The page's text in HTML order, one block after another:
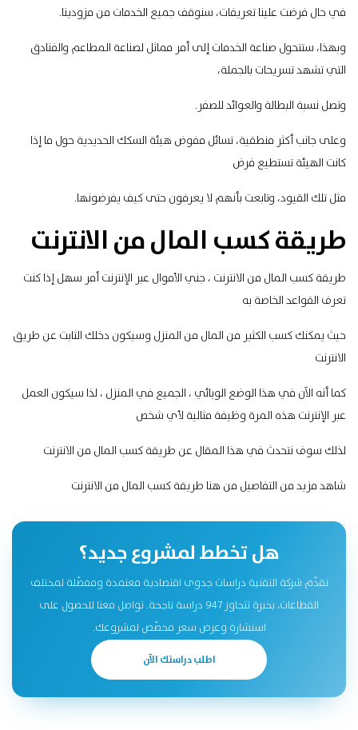
في حال فرضت علينا تعريفات، سنوقف جميع الخدمات من مزودينا.
وبهذا، ستتحول صناعة الخدمات إلى أمر مماثل لصناعة المطاعم والفنادق
التي تشهد تسريحات بالجملة،
وتصل نسبة البطالة والعوائد للصفر.
وعلى جانب أكثر منطقية، تسائل مفوض هيئة السكك الحديدية حول ما إذا
كانت الهيئة تستطيع فرض
مثل تلك القيود، وتابعت بأنهم لا يعرفون حتى كيف يفرضونها.
طريقة كسب المال من الانترنت
طريقة كسب المال من الانترنت ، جني الأموال عبر الإنترنت أمر سهل إذا كنت
تعرف القواعد الخاصة به
حيث يمكنك كسب الكثير من المال من المنزل وسيكون دخلك الثابت عن طريق
الانترنت
كما أنه الآن في هذا الوضع الوبائي ، الجميع في المنزل ، لذا سيكون العمل
عبر الإنترنت هذه المرة وظيفة مثالية لأي شخص
لذلك سوف نتحدث في هذا المقال عن طريقة كسب المال من الانترنت
شاهد مزيد من التفاصيل من هنا طريقة كسب المال من الانترنت
هل تخطط لمشروع جديد؟
تقدّم شركة التقنية دراسات جدوى اقتصادية معتمدة ومفصّلة لمختلف
القطاعات، بخبرة تتجاوز 947 دراسة ناجحة. تواصل معنا للحصول على
استشارة وعرض سعر مخصّص لمشروعك.
اطلب دراستك الآن